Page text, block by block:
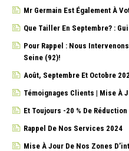
Mr Germain Est Également À
Que Tailler En Septembre? :
Pour Rappel : Nous
Seine (92)!
Août, Septembre Et Octobre
Témoignages Clients | Mise À
Et Toujours -20 % De
Rappel De Nos Services 2024
Mise À Jour De Nos Zones